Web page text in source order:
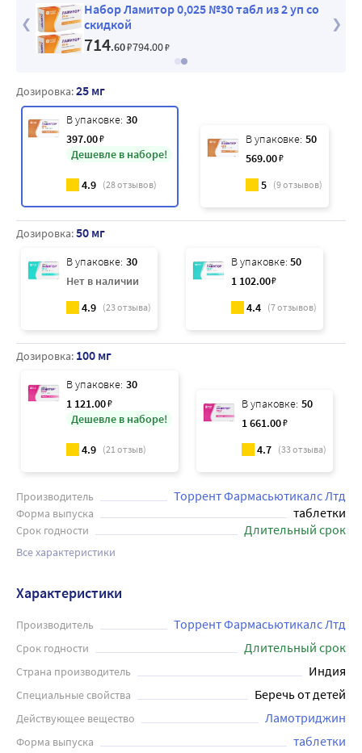
Набор Ламитор 0,025 №30 табл из 2 уп со
скидкой
714.60₽794.00₽
Дозировка:25 мг
В упаковке: 30
397.00₽
Дешевле в наборе!
4.9 (28отзывов)
В упаковке: 50
569.00₽
5 (9отзывов)
Дозировка:50 мг
В упаковке: 30
Нет в наличии
4.9 (23отзыва)
В упаковке: 50
1 102.00₽
4.4 (7отзывов)
Дозировка: 100 мг
В упаковке: 30
1 121.00₽
Дешевле в наборе!
4.9 (21отзыв)
В упаковке: 50
1 661.00₽
4.7 (33отзыва)
Производитель Торрент Фармасьютикалс Лтд
Форма выпуска таблетки
Срок годности Длительный срок
Все характеристики
Характеристики
Производитель Торрент Фармасьютикалс Лтд
Срок годности Длительный срок
Страна производитель Индия
Специальные свойства Беречь от детей
Действующее вещество Ламотриджин
Форма выпуска таблетки